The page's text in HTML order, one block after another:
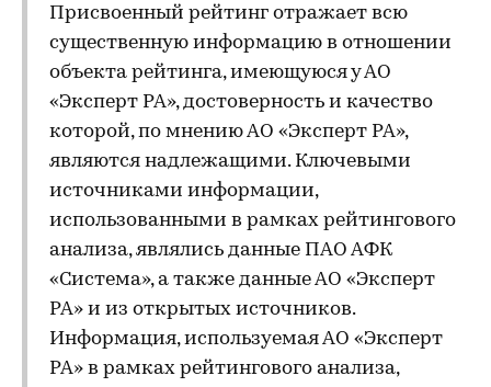
Присвоенный рейтинг отражает всю
существенную информацию в отношении
объекта рейтинга, имеющуюся у АО
«Эксперт РА», достоверность и качество
которой, по мнению АО «Эксперт РА»,
являются надлежащими. Ключевыми
источниками информации,
использованными в рамках рейтингового
анализа, являлись данные ПАО АФК
«Система», а также данные АО «Эксперт
РА» и из открытых источников.
Информация, используемая АО «Эксперт
РА» в рамках рейтингового анализа,